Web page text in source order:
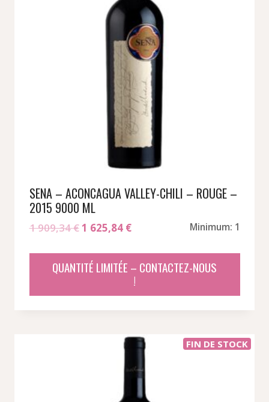
SENA – ACONCAGUA VALLEY-CHILI – ROUGE –
2015 9000 ML
1 909,34€Le
initial
était :
909,34 €.
1 625,84 €Le
est :
625,84 €.
Minimum: 1
QUANTITÉ LIMITÉE – CONTACTEZ-NOUS
!
FIN DE STOCK